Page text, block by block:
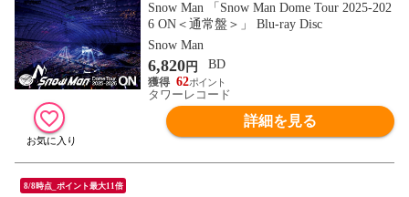
Snow Man 「Snow Man Dome Tour 2025-202
6 ON＜通常盤＞」 Blu-ray Disc
Snow Man
6,820円
BD
62
タワーレコード
詳細を見る
8/8時点_ポイント最大11倍